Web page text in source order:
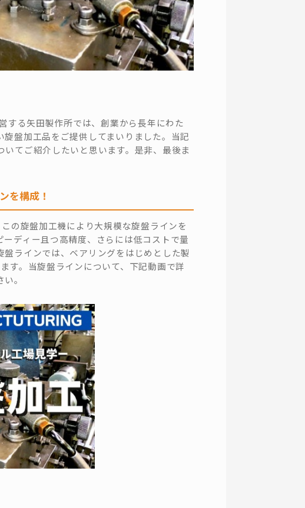
する矢田製作所では、創業から長年にわた
盤加工品をご提供してまいりました。当記
てご紹介したいと思います。是非、最後ま
を構成！
の旋盤加工機により大規模な旋盤ラインを
ディー且つ高精度、さらには低コストで量
ラインでは、ベアリングをはじめとした製
す。当旋盤ラインについて、下記動画で詳
。